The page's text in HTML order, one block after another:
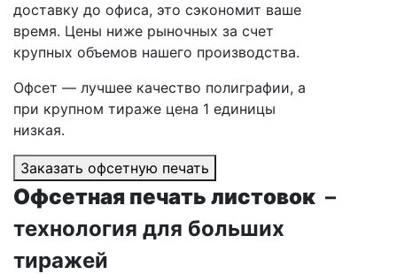
доставку до офиса, это сэкономит ваше
время. Цены ниже рыночных за счет
крупных объемов нашего производства.
Офсет — лучшее качество полиграфии, а
при крупном тираже цена 1 единицы
низкая.
Заказать офсетную печать
Офсетная печать листовок –
технология для больших
тиражей